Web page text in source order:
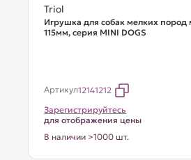
Triol
Игрушка для собак мелких пород
115мм, серия MINI DOGS
Артикул12141212
Зарегистрируйтесь
для отображения цены
В наличии >1000 шт.